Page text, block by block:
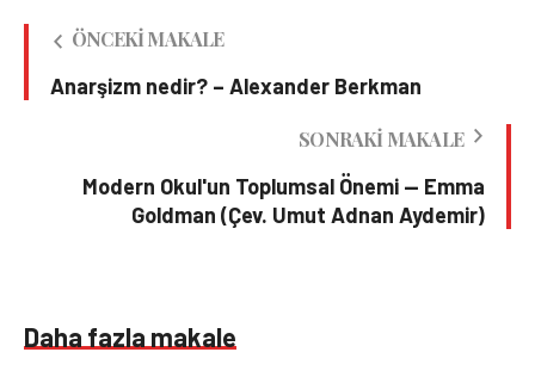
ÖNCEKI MAKALE
Anarşizm nedir? – Alexander Berkman
SONRAKI MAKALE
Modern Okul'un Toplumsal Önemi — Emma
Goldman (Çev. Umut Adnan Aydemir)
Daha fazla makale